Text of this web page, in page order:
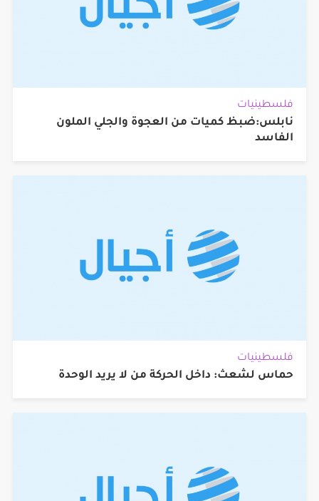
فلسطينيات
نابلس:ضبظ كميات من العجوة والجلي الملون
الفاسد
فلسطينيات
حماس لشعث: داخل الحركة من لا يريد الوحدة